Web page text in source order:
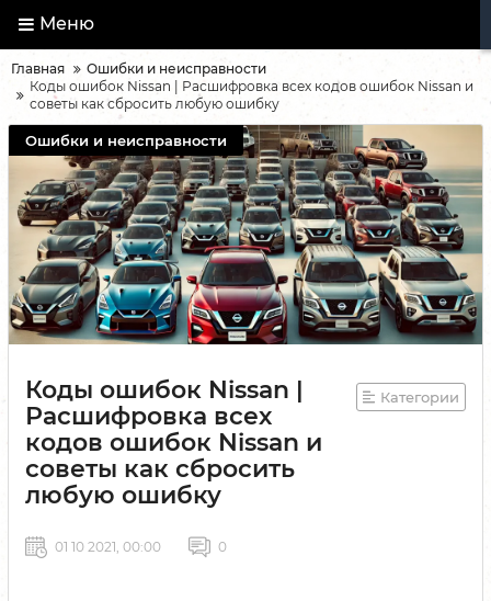
Меню
Главная
Ошибки и неисправности
Коды ошибок Nissan | Расшифровка всех кодов ошибок Nissan и
советы как сбросить любую ошибку
Ошибки и неисправности
Коды ошибок Nissan |
Расшифровка всех
кодов ошибок Nissan и
советы как сбросить
любую ошибку
Категории
01 10 2021, 00:00 0